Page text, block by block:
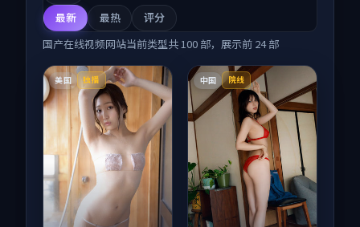
最新
最热
评分
国产在线视频网站当前类型共100 部，展示前 24部
美国 独播 中国 院线